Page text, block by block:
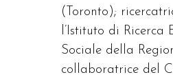
(Toronto);
l’Istituto di Ricerca
Sociale della
collaboratrice del